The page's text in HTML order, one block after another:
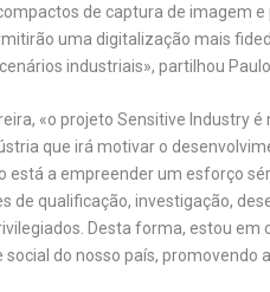
de captura de imagem
uma digitalização mais
industriais», partilhou Paulo
«o projeto Sensitive Industry
que irá motivar o
está a empreender um esforço
de qualificação, investigação,
Desta forma, estou em
do nosso país, promovendo